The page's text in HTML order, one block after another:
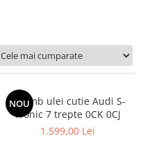
NOU
Schimb ulei cutie Audi S-
Tronic 7 trepte 0CK 0CJ
1.599,00 Lei